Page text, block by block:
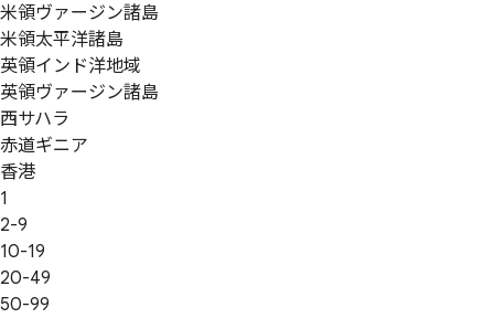
米領ヴァージン諸島
米領太平洋諸島
英領インド洋地域
英領ヴァージン諸島
西サハラ
赤道ギニア
香港
1
2-9
10-19
20-49
50-99